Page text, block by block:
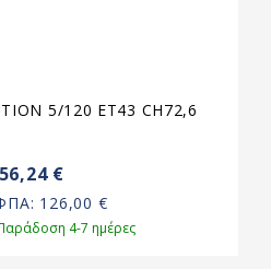
5/120 ET43 CH72,6
€
126,00 €
4-7 ημέρες